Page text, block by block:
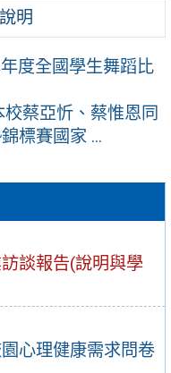
談報告(說明與學
心理健康需求問卷
明
度全國學生舞蹈比
校蔡亞忻、蔡惟恩同
標賽國家 ...